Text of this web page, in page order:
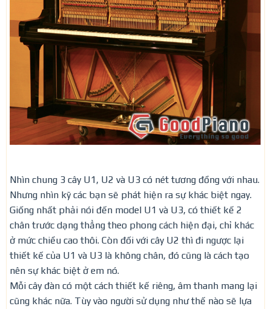
Nhìn chung 3 cây U1, U2 và U3 có nét tương đồng với nhau.
Nhưng nhìn kỹ các bạn sẽ phát hiện ra sự khác biệt ngay.
Giống nhất phải nói đến model U1 và U3, có thiết kế 2
chân trước dạng thẳng theo phong cách hiện đại, chỉ khác
ở mức chiều cao thôi. Còn đối với cây U2 thì đi ngược lại
thiết kế của U1 và U3 là không chân, đó cũng là cách tạo
nên sự khác biệt ở em nó.
Mỗi cây đàn có một cách thiết kế riêng, âm thanh mang lại
cũng khác nữa. Tùy vào người sử dụng như thế nào sẽ lựa